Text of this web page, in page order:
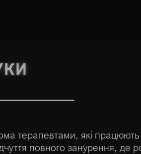
терапевтами, які працюють
повного занурення, де